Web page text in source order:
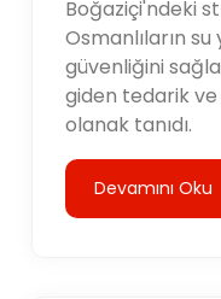
Boğaziçi'ndeki
Osmanlıların
güvenliğini
giden tedarik
olanak tanıdı.
Devamını Oku